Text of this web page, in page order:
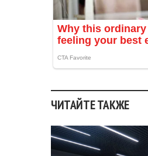
ЧИТАЙТЕ ТАКЖЕ